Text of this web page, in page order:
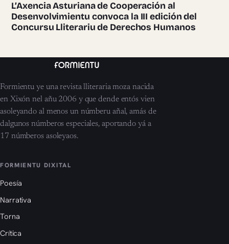
L’Axencia Asturiana de Cooperación al
Desenvolvimientu convoca la III edición del
Concursu Lliterariu de Derechos Humanos
Formientu ye una revista lliteraria moza nacida
en Xixón nel añu 2006 y que dende entós vien
asoleyando al menos un númberu añal, amás de
dalgunos númberos especiales, aportando yá a
17 númberos asoleyaos.
FORMIENTU DIXITAL
Poesía
Narrativa
Torna
Crítica